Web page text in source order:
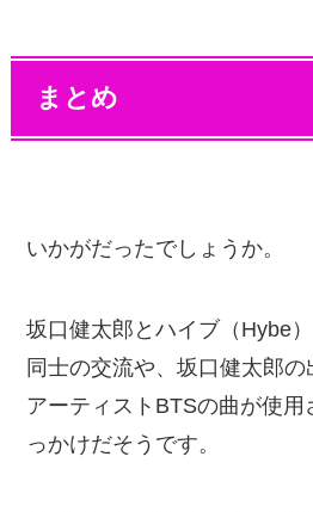
まとめ
いかがだったでしょうか。
坂口健太郎とハイブ（Hybe
同士の交流や、坂口健太郎
アーティストBTSの曲が使用
っかけだそうです。